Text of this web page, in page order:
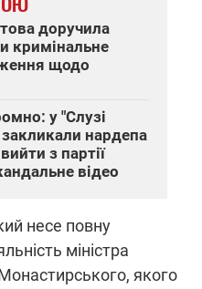
доручила
кримінальне
щодо
у "Слузі
нардепа
з партії
відео
несе повну
міністра
якого